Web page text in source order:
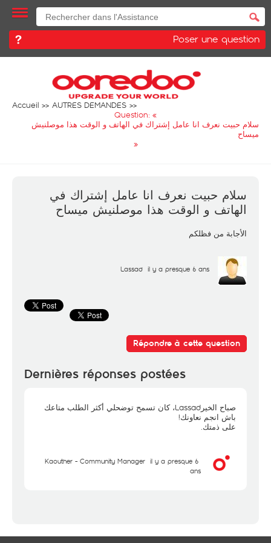
Poser une question
Accueil
AUTRES DEMANDES
Question: «
سلام حبيت نعرف انا عامل إشتراك في الهاتف و الوقت هذا موصلنيش
ميساح
»
سلام حبيت نعرف انا عامل إشتراك في
الهاتف و الوقت هذا موصلنيش ميساح
الأجابة من فظلكم
Lassad il y a presque 6 ans
Répondre à cette question
Dernières réponses postées
صباح الخيرLassad، كان تسمح توضحلي أكثر الطلب متاعك
باش انجم نعاونك!
على ذمتك.
Kaouther - Community Manager il y a presque 6
ans